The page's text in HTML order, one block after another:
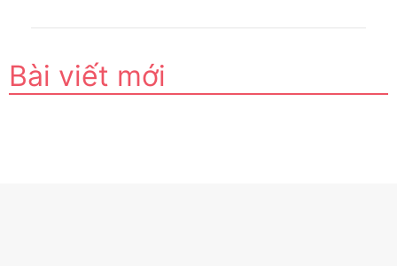
Bài viết mới